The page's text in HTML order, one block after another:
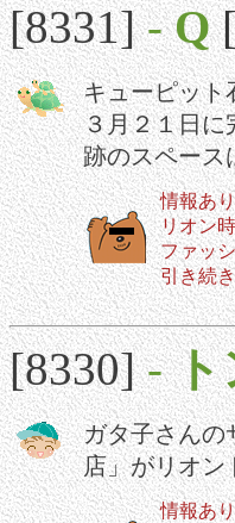
[8331]-Q
キューピット
３月２１日に
跡のスペース
情報あ
リオン
ファッ
引き続
[8330]-ト
ガタ子さん
店」がリオン
情報あ